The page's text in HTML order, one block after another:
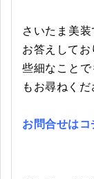
さいたま美
お答えしてお
些細なこと
もお尋ねくだ
お問合せはコ